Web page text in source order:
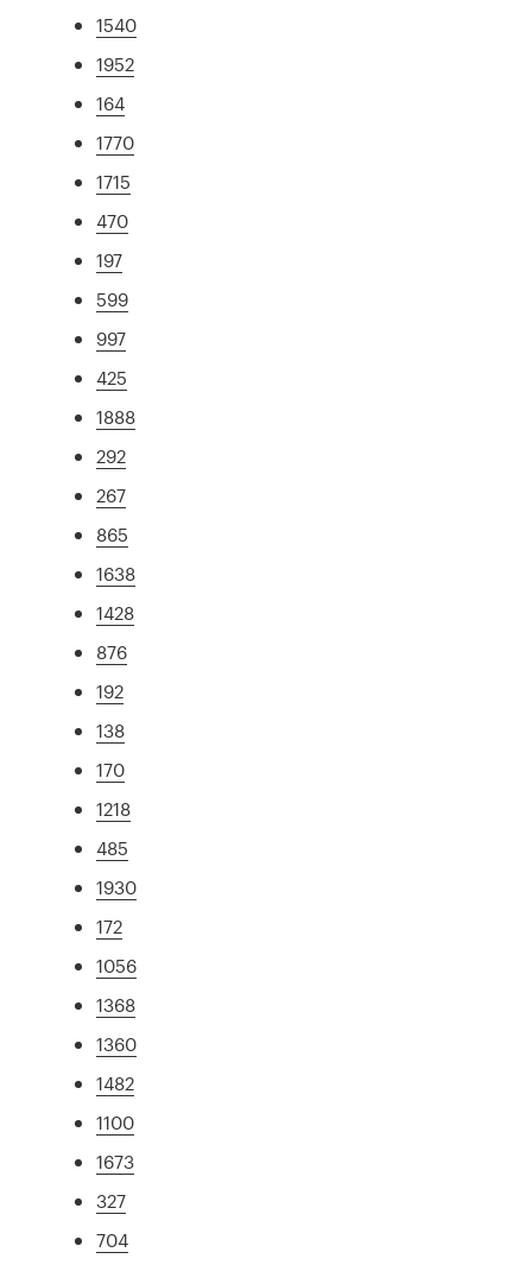
1540
1952
164
1770
1715
470
197
599
997
425
1888
292
267
865
1638
1428
876
192
138
170
1218
485
1930
172
1056
1368
1360
1482
1100
1673
327
704